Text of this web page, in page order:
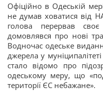
Офіційно в Одеській
не думав ховатися від
голова перервав
домовлявся про нові
Водночас одеське
джерела у
стало відомо про
одеському меру, що
території ЄС небажане».